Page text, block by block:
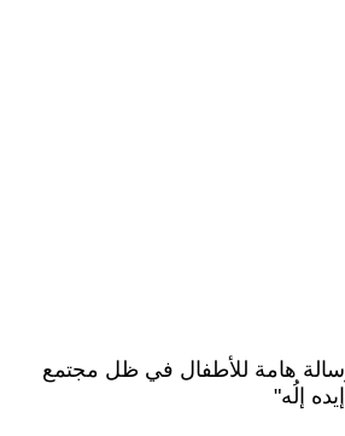
هامة للأطفال في ظل مجتمع
إلُه"